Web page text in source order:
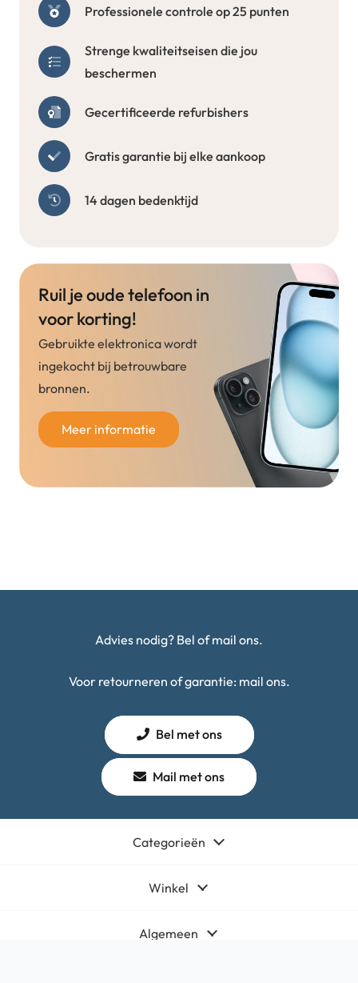
Professionele controle op 25 punten
Strenge kwaliteitseisen die jou
beschermen
Gecertificeerde refurbishers
Gratis garantie bij elke aankoop
14 dagen bedenktijd
Ruil je oude telefoon in
voor korting!
Gebruikte elektronica wordt
ingekocht bij betrouwbare
bronnen.
Meer informatie
Advies nodig? Bel of mail ons.
Voor retourneren of garantie: mail ons.
Bel met ons
Mail met ons
Categorieën
Winkel
Algemeen